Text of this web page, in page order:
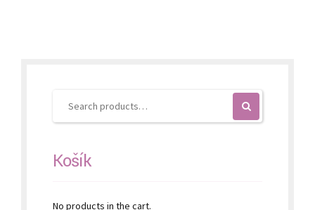
product
Košík
No products in the cart.